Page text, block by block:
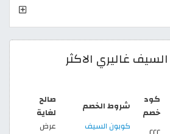
غاليري الاكثر
كود
خصم
شروط الخصم
صالح
لغاية
كوبون السيف
عرض